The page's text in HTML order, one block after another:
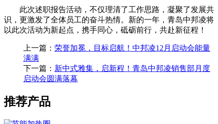
此次述职报告活动，不仅理清了工作思路，凝聚了发展共
识，更激发了全体员工的奋斗热情。新的一年，青岛中邦凌将
以此次活动为新起点，携手同心，砥砺前行，共赴新征程！
上一篇： 荣誉加冕，目标启航！中邦凌12月启动会能量
满满
下一篇： 新中式雅集，启新程！青岛中邦凌销售部月度
启动会圆满落幕
推荐产品